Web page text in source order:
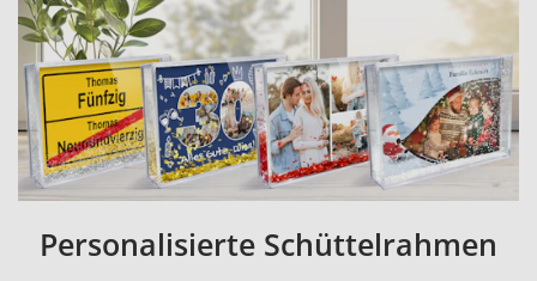
Personalisierte Schüttelrahmen